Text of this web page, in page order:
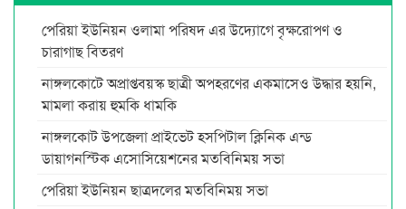
পেরিয়া ইউনিয়ন ওলামা পরিষদ এর উদ্যোগে বৃক্ষরোপণ ও
চারাগাছ বিতরণ
নাঙ্গলকোটে অপ্রাপ্তবয়স্ক ছাত্রী অপহরণের একমাসেও উদ্ধার হয়নি,
মামলা করায় হুমকি ধামকি
নাঙ্গলকোট উপজেলা প্রাইভেট হসপিটাল ক্লিনিক এন্ড
ডায়াগনস্টিক এসোসিয়েশনের মতবিনিময় সভা
পেরিয়া ইউনিয়ন ছাত্রদলের মতবিনিময় সভা